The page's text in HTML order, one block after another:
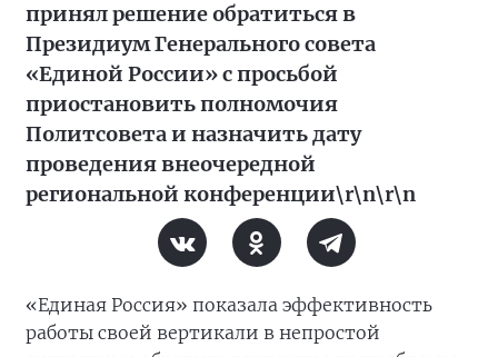
принял решение обратиться в
Президиум Генерального совета
«Единой России» с просьбой
приостановить полномочия
Политсовета и назначить дату
проведения внеочередной
региональной конференции\r\n\r\n
«Единая Россия» показала эффективность
работы своей вертикали в непростой